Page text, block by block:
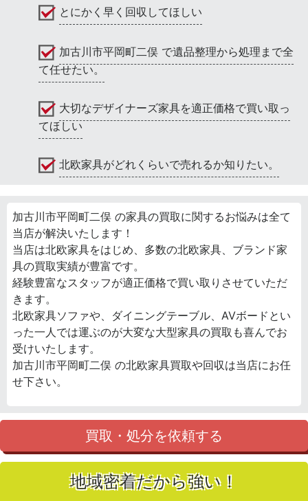
とにかく早く回収してほしい
加古川市平岡町二俣 で遺品整理から処理まで全
て任せたい。
大切なデザイナーズ家具を適正価格で買い取っ
てほしい
北欧家具がどれくらいで売れるか知りたい。
加古川市平岡町二俣 の家具の買取に関するお悩みは全て
当店が解決いたします！
当店は北欧家具をはじめ、多数の北欧家具、ブランド家
具の買取実績が豊富です。
経験豊富なスタッフが適正価格で買い取りさせていただ
きます。
北欧家具ソファや、ダイニングテーブル、AVボードとい
った一人では運ぶのが大変な大型家具の買取も喜んでお
受けいたします。
加古川市平岡町二俣 の北欧家具買取や回収は当店にお任
せ下さい。
買取・処分を依頼する
地域密着だから強い！